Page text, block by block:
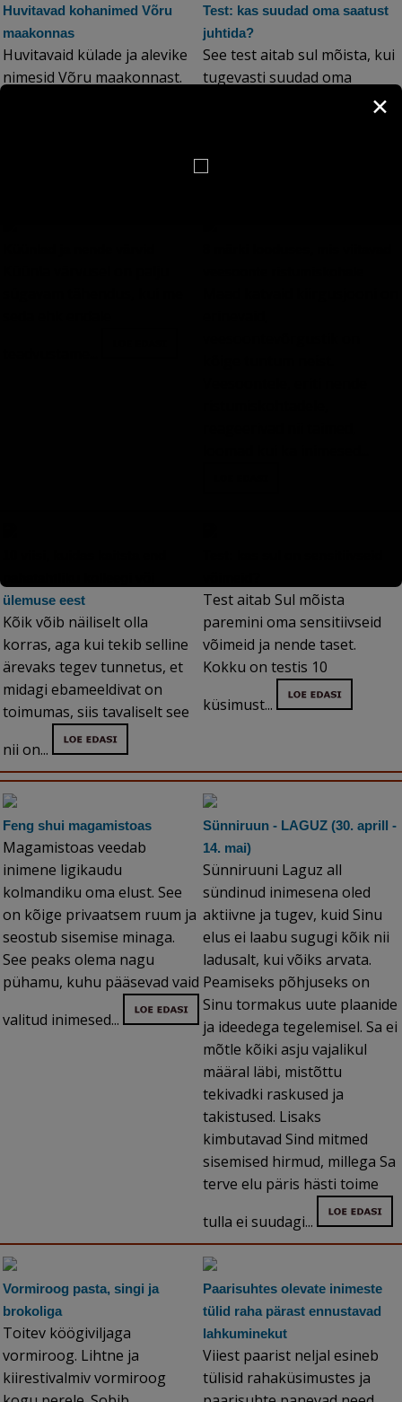
Huvitavad kohanimed Võru
maakonnas
Huvitavaid külade ja alevike
nimesid Võru maakonnast.
Test: kas suudad oma saatust
juhtida?
See test aitab sul mõista, kui
tugevasti suudad oma
saatust juhtida ja millistes
ülemuse eest
Kõik võib näiliselt olla
korras, aga kui tekib selline
ärevaks tegev tunnetus, et
midagi ebameeldivat on
toimumas, siis tavaliselt see
nii on...
Test aitab Sul mõista
paremini oma sensitiivseid
võimeid ja nende taset.
Kokku on testis 10
küsimust...
Feng shui magamistoas
Magamistoas veedab
inimene ligikaudu
kolmandiku oma elust. See
on kõige privaatsem ruum ja
seostub sisemise minaga.
See peaks olema nagu
pühamu, kuhu pääsevad vaid
valitud inimesed...
Sünniruun - LAGUZ (30. aprill -
14. mai)
Sünniruuni Laguz all
sündinud inimesena oled
aktiivne ja tugev, kuid Sinu
elus ei laabu sugugi kõik nii
ladusalt, kui võiks arvata.
Peamiseks põhjuseks on
Sinu tormakus uute plaanide
ja ideedega tegelemisel. Sa ei
mõtle kõiki asju vajalikul
määral läbi, mistõttu
tekivadki raskused ja
takistused. Lisaks
kimbutavad Sind mitmed
sisemised hirmud, millega Sa
terve elu päris hästi toime
tulla ei suudagi...
Vormiroog pasta, singi ja
brokoliga
Toitev köögiviljaga
vormiroog. Lihtne ja
kiirestivalmiv vormiroog
Paarisuhtes olevate inimeste
tülid raha pärast ennustavad
lahkuminekut
Viiest paarist neljal esineb
tülisid rahaküsimustes ja
✕